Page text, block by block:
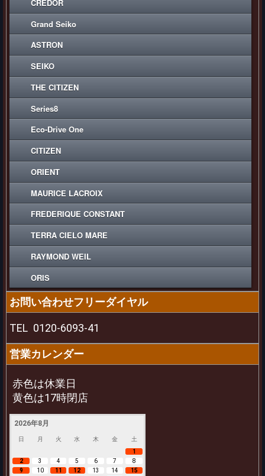
CREDOR
Grand Seiko
ASTRON
SEIKO
THE CITIZEN
Series8
Eco-Drive One
CITIZEN
ORIENT
MAURICE LACROIX
FREDERIQUE CONSTANT
TERRA CIELO MARE
RAYMOND WEIL
ORIS
お問い合わせフリーダイヤル
TEL 0120-6093-41
営業カレンダー
赤色は休業日
黄色は17時閉店
2026年8月
日 月 火 水 木 金
土
1
2
3 4 5 6 7
8
9
10 11 12 13 14
15